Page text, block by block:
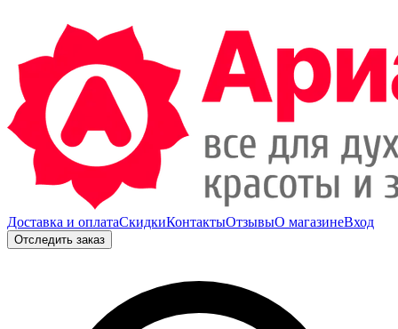
Доставка и оплатаСкидкиКонтактыОтзывыО магазинеВход
Отследить заказ